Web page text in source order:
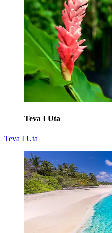
Teva I Uta
Teva I Uta